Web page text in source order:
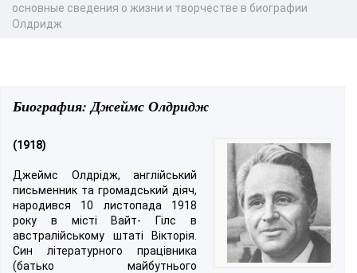
основные сведения о жизни и творчестве в биографии
Олдридж
Биография: Джеймс Олдридж
(1918)
Джеймс Олдрідж, англійський
письменник та громадський діяч,
народився 10 листопада 1918
року в місті Вайт- Гілс в
австралійському штаті Вікторія.
Син літературного працівника
(батько майбутнього